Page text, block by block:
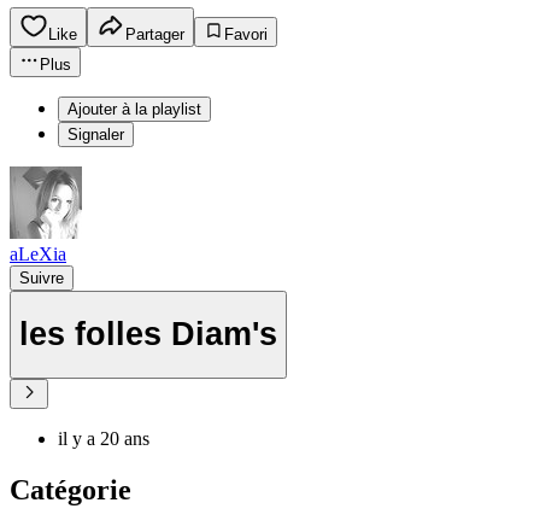
Like Partager
Favori
Plus
Ajouter à la playlist
Signaler
aLeXia
Suivre
les folles Diam's
il y a 20 ans
Catégorie